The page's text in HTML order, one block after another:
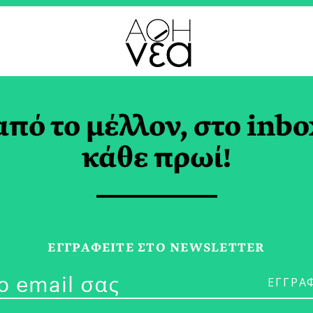
από τις
το μέλλον, στο
κάθε πρωί!
ΕΓΓPΑΦΕΙΤΕ ΣΤΟ NEWSLETTER